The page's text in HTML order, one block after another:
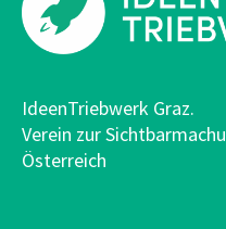
IdeenTriebwerk Graz.
Verein zur
Österreich